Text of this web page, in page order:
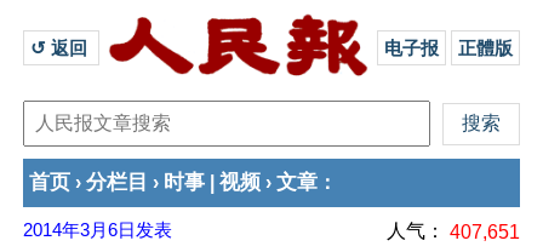
↺ 返回 电子报 正體版
首页 › 分栏目 › 时事 视频 › 文章 ：
2014年3月6日 发表 人气： 407,651